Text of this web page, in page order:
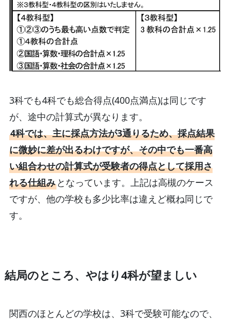
3科でも4科でも総合得点(400点満点)は同じです
が、途中の計算式が異なります。
4科では、主に採点方法が3通りるため、採点結果
に微妙に差が出るわけですが、その中でも一番高
い組合わせの計算式が受験者の得点として採用さ
れる仕組みとなっています。上記は高槻のケース
ですが、他の学校も多少比率は違えど概ね同じで
す。
結局のところ、やはり4科が望ましい
関西のほとんどの学校は、3科で受験可能なので、